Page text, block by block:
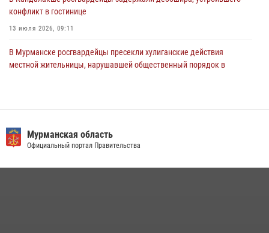
29 июля 2026, 12:17
конфликт в гостинице
13 июля 2026, 09:11
В Мурманске росгвардейцы пресекли хулиганские действия
местной жительницы, нарушавшей общественный порядок в
избирательной комиссии обсудили алгоритмы обеспечения
безопасности в период выборов
Мурманская область
Официальный портал Правительства